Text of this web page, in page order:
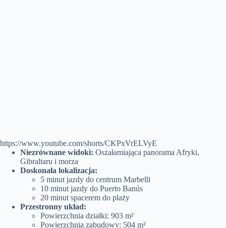
https://www.youtube.com/shorts/CKPxVrELVyE
Niezrównane widoki: Oszałamiająca panorama Afryki,
Gibraltaru i morza
Doskonała lokalizacja:
5 minut jazdy do centrum Marbelli
10 minut jazdy do Puerto Banús
20 minut spacerem do plaży
Przestronny układ:
Powierzchnia działki: 903 m²
Powierzchnia zabudowy: 504 m²